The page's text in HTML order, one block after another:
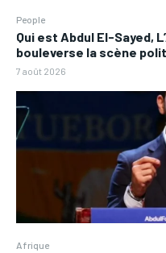
People
Qui est Abdul El-Sayed,
bouleverse la scène
7 août 2026
Afrique